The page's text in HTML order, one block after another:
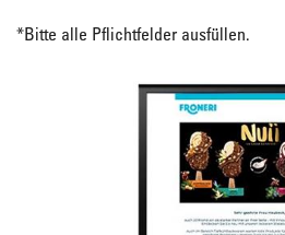
*Bitte alle Pflichtfelder ausfüllen.